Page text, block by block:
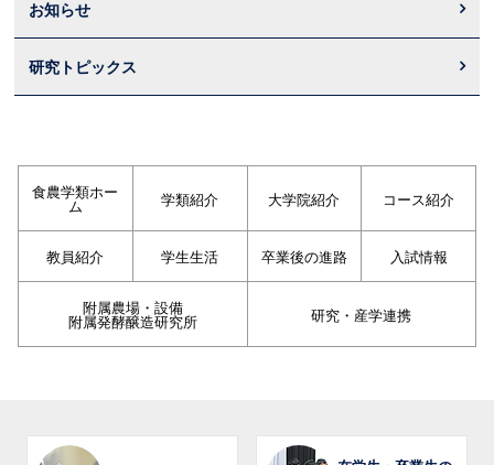
お知らせ
研究トピックス
食農学類ホー
ム 学類紹介 大学院紹介 コース紹介
教員紹介 学生生活 卒業後の進路 入試情報
附属農場・設備
附属発酵醸造研究所 研究・産学連携